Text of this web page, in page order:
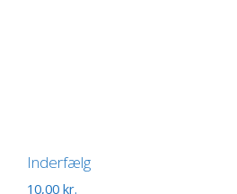
Inderfælg
10,00 kr.